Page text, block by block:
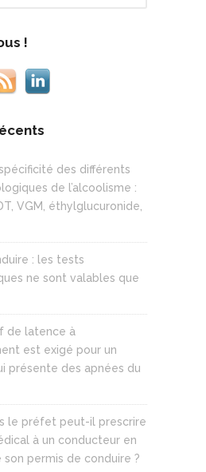
!
des différents
de l’alcoolisme :
VGM, éthylglucuronide,
: les tests
ne sont valables que
de latence à
est exigé pour un
présente des apnées du
le préfet peut-il prescrire
à un conducteur en
son permis de conduire ?